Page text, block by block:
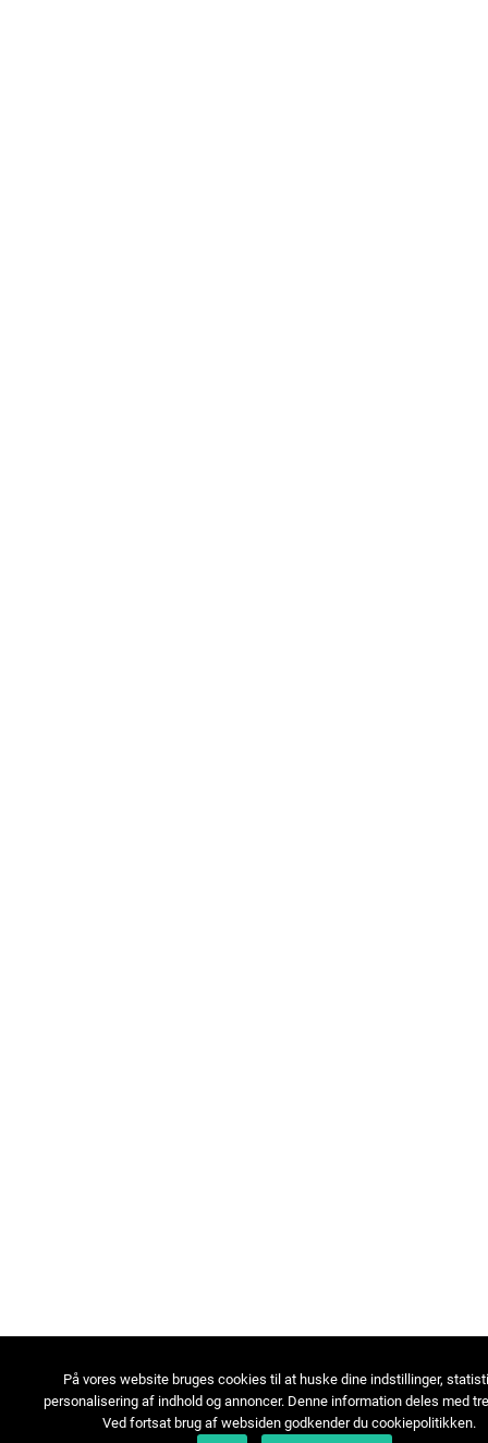
På vores website bruges cookies til at huske dine indstillinger,
personalisering af indhold og annoncer. Denne information deles med
Ved fortsat brug af websiden godkender du cookiepolitikken.